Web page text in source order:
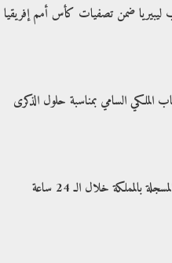
ليبيريا ضمن تصفيات كأس أمم إفريقيا
الملكي السامي بمناسبة حلول الذكرى
مقاييس الأمطار المسجلة بالمملكة خلال الـ 24 ساعة